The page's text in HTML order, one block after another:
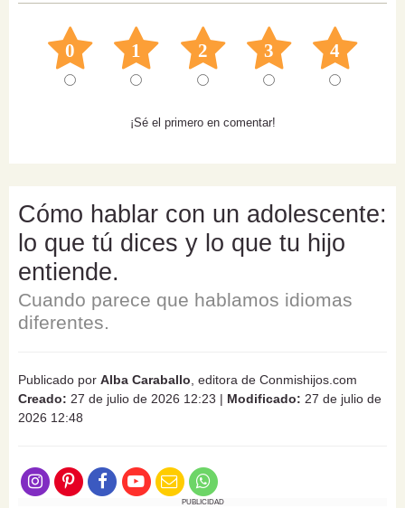
0 1 2 3 4
¡Sé el primero en comentar!
Cómo hablar con un adolescente:
lo que tú dices y lo que tu hijo
entiende.
Cuando parece que hablamos idiomas
diferentes.
Publicado por Alba Caraballo , editora de Conmishijos.com
Creado: 27 de julio de 2026 12:23 | Modificado: 27 de julio de
2026 12:48
PUBLICIDAD